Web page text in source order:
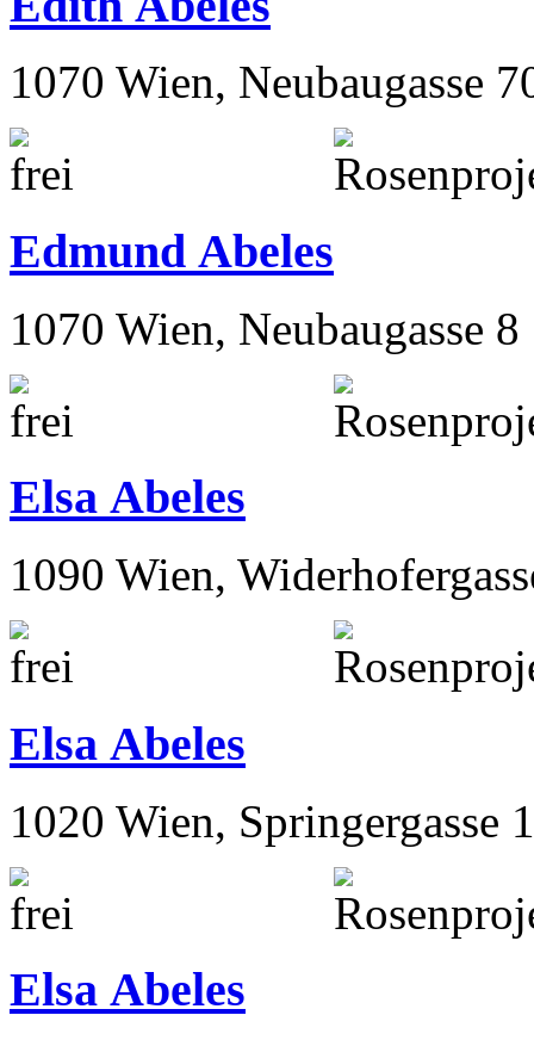
1070 Wien, Neubaugasse
Edmund Abeles
1070 Wien, Neubaugasse 8
Elsa Abeles
1090 Wien,
Elsa Abeles
1020 Wien, Springergasse
Elsa Abeles